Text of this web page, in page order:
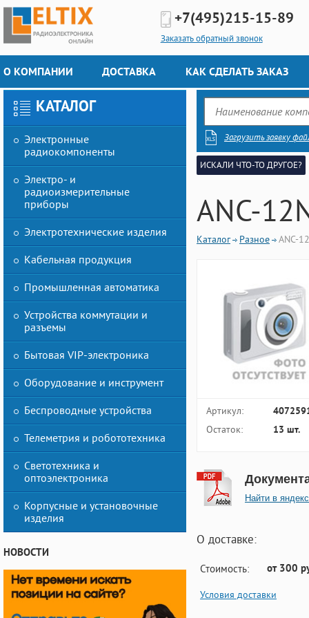
+7(495)215-15-89
Заказать обратный звонок
О КОМПАНИИ ДОСТАВКА КАК СДЕЛАТЬ ЗАКАЗ
КАТАЛОГ
Электронные
радиокомпоненты
Электро- и
радиоизмерительные
приборы
Электротехнические изделия
Кабельная продукция
Промышленная автоматика
Устройства коммутации и
разъемы
Бытовая VIP-электроника
Оборудование и инструмент
Беспроводные устройства
Телеметрия и робототехника
Светотехника и
оптоэлектроника
Корпусные и установочные
изделия
НОВОСТИ
Загрузить заявку
ИСКАЛИ ЧТО-ТО ДРУГОЕ?
ANC-
Каталог Разное ANC-
Артикул:
Остаток: 13 шт.
Найти в яндекс
О доставке:
Стоимость: от 300
Условия доставки